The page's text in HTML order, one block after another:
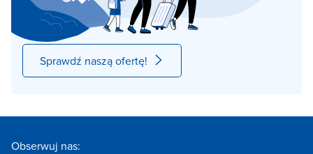
Sprawdź naszą ofertę!
Obserwuj nas: